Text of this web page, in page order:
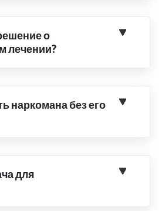
о
лечении?
наркомана без его
для